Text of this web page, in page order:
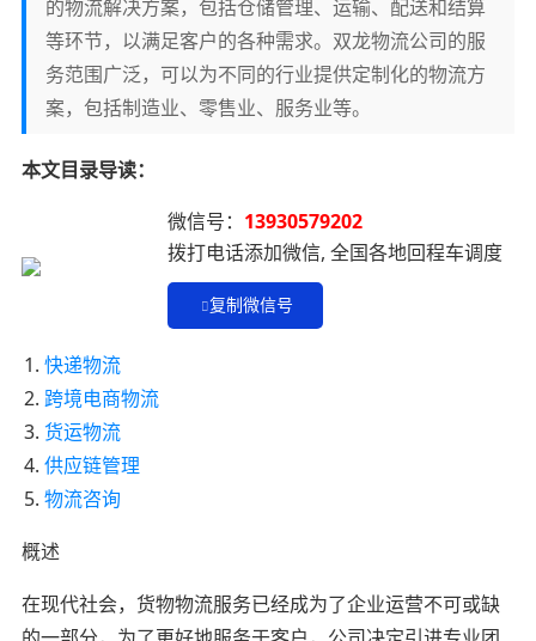
的物流解决方案，包括仓储管理、运输、配送和结算
等环节，以满足客户的各种需求。双龙物流公司的服
务范围广泛，可以为不同的行业提供定制化的物流方
案，包括制造业、零售业、服务业等。
本文目录导读：
微信号： 13930579202
拨打电话添加微信, 全国各地回程车调度
复制微信号
快递物流
跨境电商物流
货运物流
供应链管理
物流咨询
概述
在现代社会，货物物流服务已经成为了企业运营不可或缺